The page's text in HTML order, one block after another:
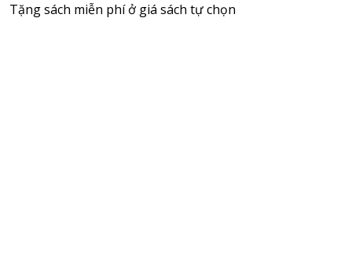
Tặng sách miễn phí ở giá sách tự chọn